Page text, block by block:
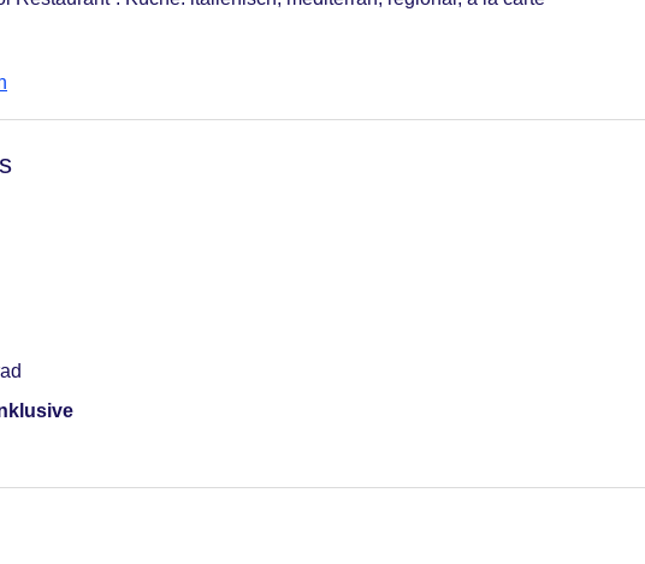
Juni - August